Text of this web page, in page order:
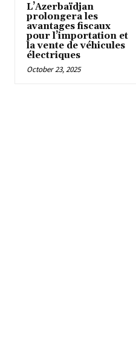
L’Azerbaïdjan
prolongera les
avantages fiscaux
pour l’importation et
la vente de véhicules
électriques
October 23, 2025